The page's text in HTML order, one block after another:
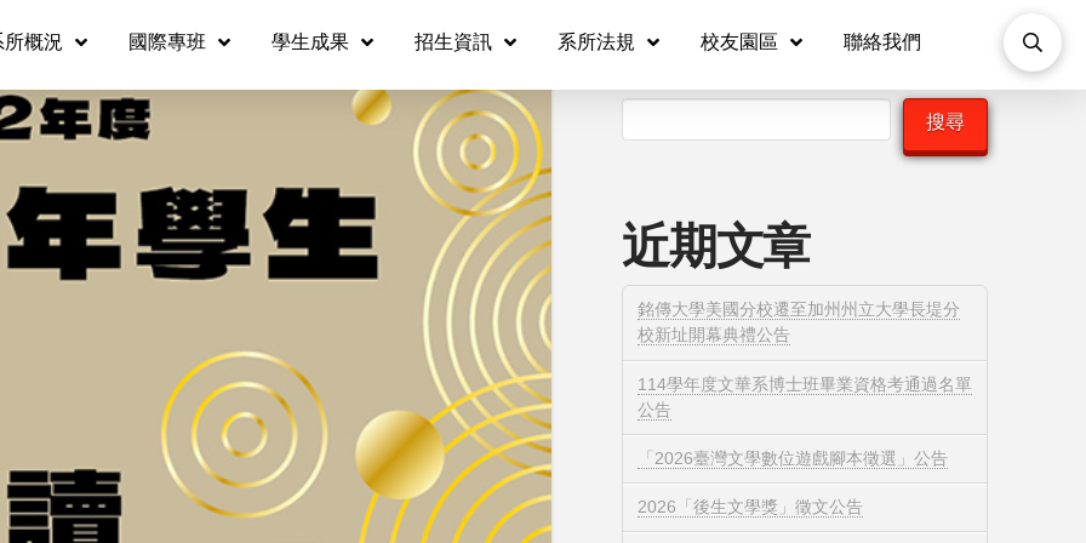
所概況 國際專班 學生成果 招生資訊 系所法規 校友園區 聯絡我們
搜尋
近期文章
銘傳大學美國分校遷至加州州立大學長堤分
校新址開幕典禮公告
114學年度文華系博士班畢業資格考通過名單
公告
「2026臺灣文學數位遊戲腳本徵選」公告
2026「後生文學獎」徵文公告